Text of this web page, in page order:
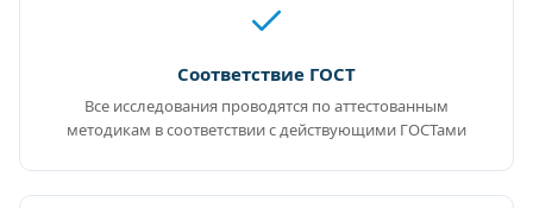
Соответствие ГОСТ
Все исследования проводятся по аттестованным
методикам в соответствии с действующими ГОСТами